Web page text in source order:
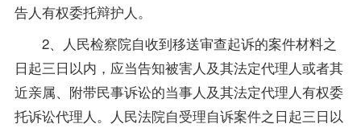
告人有权委托辩护人。
2、人民检察院自收到移送审查起诉的案件材料之
日起三日以内，应当告知被害人及其法定代理人或者其
近亲属、附带民事诉讼的当事人及其法定代理人有权委
托诉讼代理人。人民法院自受理自诉案件之日起三日以